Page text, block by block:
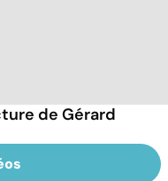
de Gérard